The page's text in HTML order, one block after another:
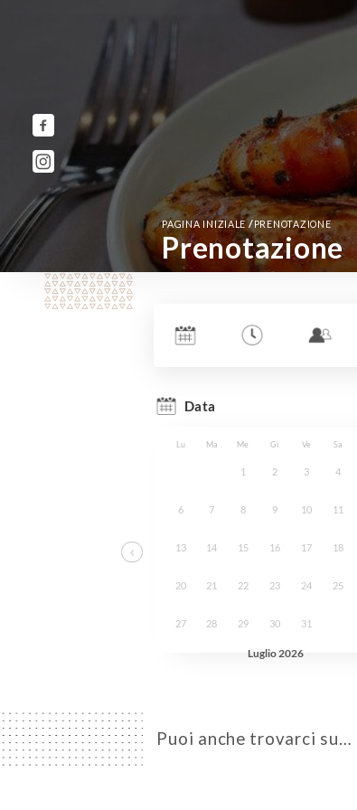
PAGINA INIZIALE / PRENOTAZIONE
Prenotazione
Puoi anche trovarci su…